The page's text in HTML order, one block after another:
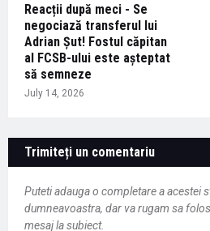
Reacții după meci - Se
negociază transferul lui
Adrian Șut! Fostul căpitan
al FCSB-ului este așteptat
să semneze
July 14, 2026
Trimiteți un comentariu
Puteti adauga o completare a acestei
dumneavoastra, dar va rugam sa
mesaj la subiect.